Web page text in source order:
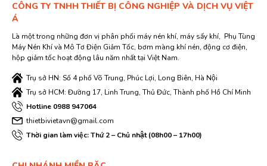
CÔNG TY TNHH THIẾT BỊ CÔNG NGHIỆP VÀ DỊCH VỤ VIỆT
Á
Là một trong những đơn vị phân phối máy nén khí, máy sấy khí, Phụ Tùng
Máy Nén Khí và Mô Tơ Điện Giảm Tốc, bơm màng khí nén, động cơ điện,
hộp giảm tốc hoạt động lâu năm nhất tại Việt Nam.
Trụ sở HN: Số 4 phố Võ Trung, Phúc Lợi, Long Biên, Hà Nội
Trụ sở HCM: Đường 17, Linh Trung, Thủ Đức, Thành phố Hồ Chí Minh
Hotline 0988 947064
thietbivietavn@gmail.com
Thời gian làm việc: Thứ 2 – Chủ nhật (08h00 – 17h00)